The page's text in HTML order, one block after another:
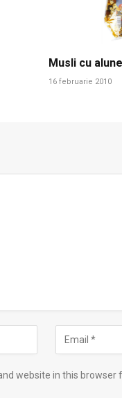
Musli cu alune
16 februarie 2010
website in this